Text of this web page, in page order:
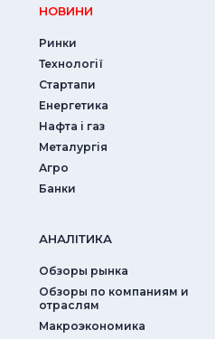
НОВИНИ
Ринки
Технології
Стартапи
Енергетика
Нафта і газ
Металургія
Агро
Банки
АНАЛIТИКА
Обзоры рынка
Обзоры по компаниям и
отраслям
Макроэкономика